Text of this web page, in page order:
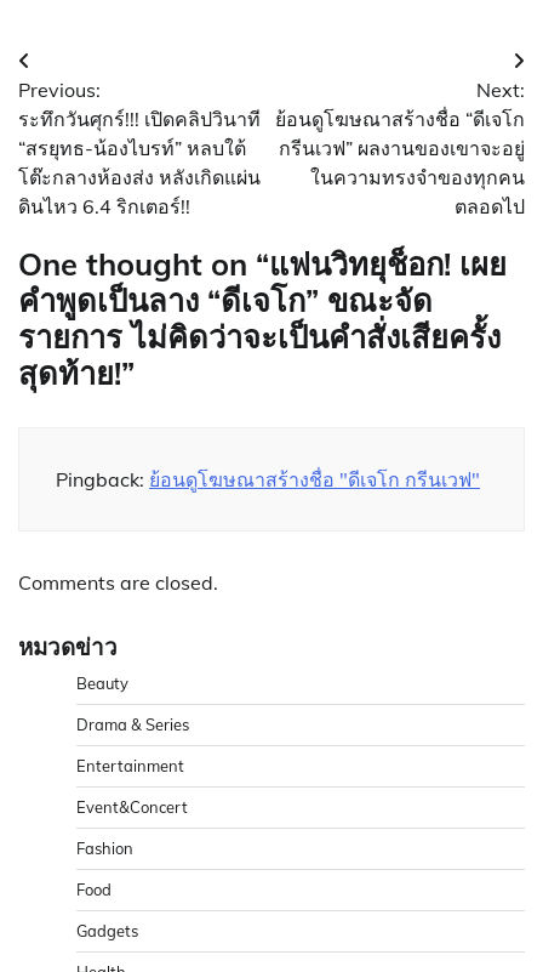
แนะแนว
เรื่อง
Previous:
ระทึกวันศุกร์!!! เปิดคลิปวินาที
“สรยุทธ-น้องไบรท์” หลบใต้
โต๊ะกลางห้องส่ง หลังเกิดแผ่น
ดินไหว 6.4 ริกเตอร์!!
Next:
ย้อนดูโฆษณาสร้างชื่อ “ดีเจโก
กรีนเวฟ” ผลงานของเขาจะอยู่
ในความทรงจำของทุกคน
ตลอดไป
One thought on “แฟนวิทยุช็อก! เผย
คำพูดเป็นลาง “ดีเจโก” ขณะจัด
รายการ ไม่คิดว่าจะเป็นคำสั่งเสียครั้ง
สุดท้าย!”
Pingback: ย้อนดูโฆษณาสร้างชื่อ "ดีเจโก กรีนเวฟ"
Comments are closed.
หมวดข่าว
Beauty
Drama & Series
Entertainment
Event&Concert
Fashion
Food
Gadgets